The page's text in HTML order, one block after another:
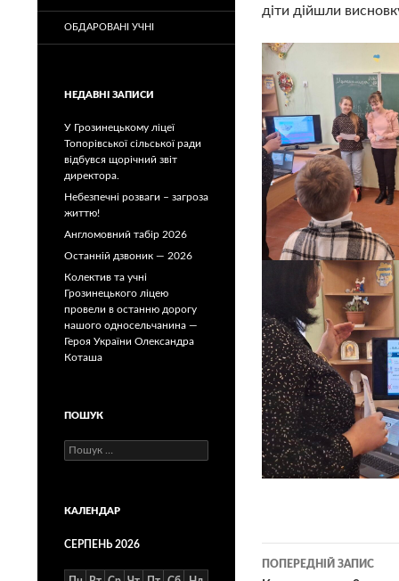
діти дійшли
Навігація
ПОПЕРЕДНІЙ ЗАПИС
ОБДАРОВАНІ УЧНІ
НЕДАВНІ ЗАПИСИ
У Грозинецькому ліцеї
Топорівської сільської ради
відбувся щорічний звіт
директора.
Небезпечні розваги – загроза
життю!
Англомовний табір 2026
Останній дзвоник — 2026
Колектив та учні
Грозинецького ліцею
провели в останню дорогу
нашого односельчанина —
Героя України Олександра
Коташа
ПОШУК
Пошук:
КАЛЕНДАР
СЕРПЕНЬ 2026